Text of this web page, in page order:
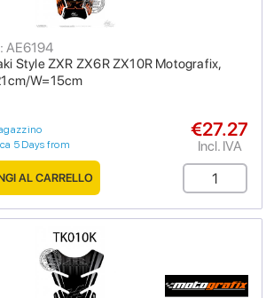
Style ZXR ZX6R ZX10R Motografix,
W=15cm
AE6194
5 Days from
€27.27
Incl. IVA
AL CARRELLO